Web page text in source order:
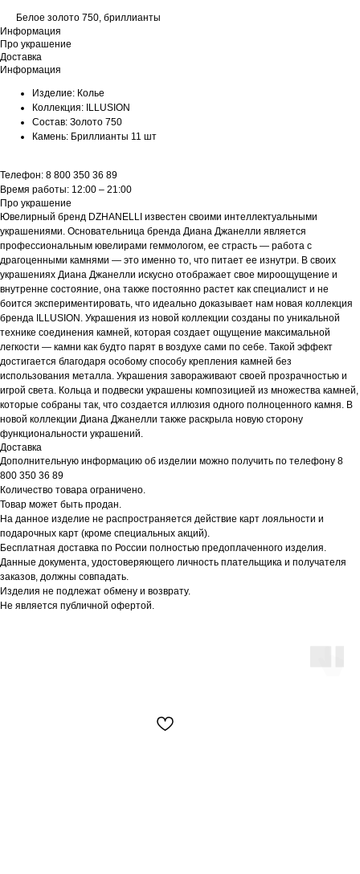
Белое золото 750, бриллианты
Информация
Про украшение
Доставка
Информация
Изделие: Колье
Коллекция: ILLUSION
Состав: Золото 750
Камень: Бриллианты 11 шт
Телефон: 8 800 350 36 89
Время работы: 12:00 – 21:00
Про украшение
Ювелирный бренд DZHANELLI известен своими интеллектуальными
украшениями. Основательница бренда Диана Джанелли является
профессиональным ювелирами геммологом, ее страсть — работа с
драгоценными камнями — это именно то, что питает ее изнутри. В своих
украшениях Диана Джанелли искусно отображает свое мироощущение и
внутренне состояние, она также постоянно растет как специалист и не
боится экспериментировать, что идеально доказывает нам новая коллекция
бренда ILLUSION. Украшения из новой коллекции созданы по уникальной
технике соединения камней, которая создает ощущение максимальной
легкости — камни как будто парят в воздухе сами по себе. Такой эффект
достигается благодаря особому способу крепления камней без
использования металла. Украшения завораживают своей прозрачностью и
игрой света. Кольца и подвески украшены композицией из множества камней,
которые собраны так, что создается иллюзия одного полноценного камня. В
новой коллекции Диана Джанелли также раскрыла новую сторону
функциональности украшений.
Доставка
Дополнительную информацию об изделии можно получить по телефону 8
800 350 36 89
Количество товара ограничено.
Товар может быть продан.
На данное изделие не распространяется действие карт лояльности и
подарочных карт (кроме специальных акций).
Бесплатная доставка по России полностью предоплаченного изделия.
Данные документа, удостоверяющего личность плательщика и получателя
заказов, должны совпадать.
Изделия не подлежат обмену и возврату.
Не является публичной офертой.